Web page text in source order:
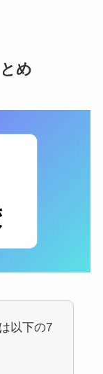
点：
ックペイ)
プルペイ)
め
以下の7